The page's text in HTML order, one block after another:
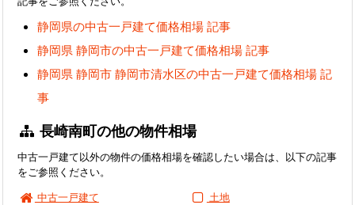
静岡県の中古一戸建て価格相場 記事
静岡県 静岡市の中古一戸建て価格相場 記事
静岡県 静岡市 静岡市清水区の中古一戸建て価格相場 記
事
長崎南町の他の物件相場
中古一戸建て以外の物件の価格相場を確認したい場合は、以下の記事
をご参照ください。
中古一戸建て
土地